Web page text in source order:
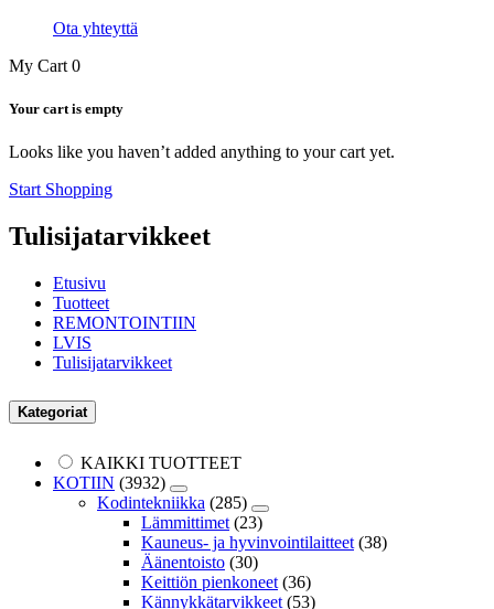
Ota yhteyttä
My Cart 0
Your cart is empty
Looks like you haven’t added anything to your cart yet.
Start Shopping
Tulisijatarvikkeet
Etusivu
Tuotteet
REMONTOINTIIN
LVIS
Tulisijatarvikkeet
Kategoriat
KAIKKI TUOTTEET
KOTIIN (3932)
Kodintekniikka (285)
Lämmittimet (23)
Kauneus- ja hyvinvointilaitteet (38)
Äänentoisto (30)
Keittiön pienkoneet (36)
Kännykkätarvikkeet (53)